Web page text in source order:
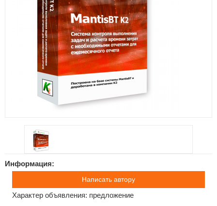
Информация:
Написать автору
Характер объявления: предложение